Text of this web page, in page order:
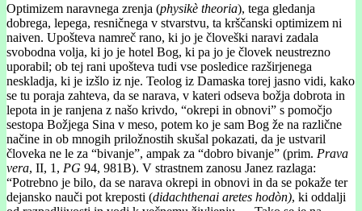
Optimizem naravnega zrenja (physikè theoria), tega gledanja
dobrega, lepega, resničnega v stvarstvu, ta krščanski optimizem ni
naiven. Upošteva namreč rano, ki jo je človeški naravi zadala
svobodna volja, ki jo je hotel Bog, ki pa jo je človek neustrezno
uporabil; ob tej rani upošteva tudi vse posledice razširjenega
neskladja, ki je izšlo iz nje. Teolog iz Damaska torej jasno vidi, kako
se tu poraja zahteva, da se narava, v kateri odseva božja dobrota in
lepota in je ranjena z našo krivdo, “okrepi in obnovi” s pomočjo
sestopa Božjega Sina v meso, potem ko je sam Bog že na različne
načine in ob mnogih priložnostih skušal pokazati, da je ustvaril
človeka ne le za “bivanje”, ampak za “dobro bivanje” (prim. Prava
vera, II, 1, PG 94, 981B). V strastnem zanosu Janez razlaga:
“Potrebno je bilo, da se narava okrepi in obnovi in da se pokaže ter
dejansko nauči pot kreposti (didachthenai aretes hodòn), ki oddalji